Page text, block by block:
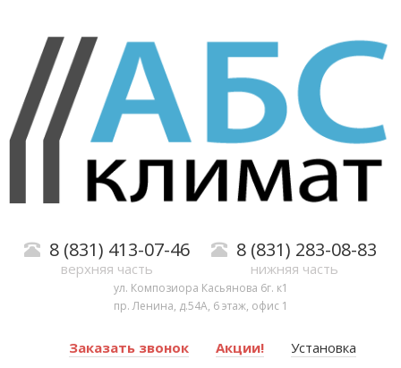
8 (831) 413-07-46
верхняя часть
8 (831) 283-08-83
нижняя часть
ул. Композиора Касьянова 6г. к1
пр. Ленина, д.54А, 6 этаж, офис 1
Заказать звонок Акции!
Установка